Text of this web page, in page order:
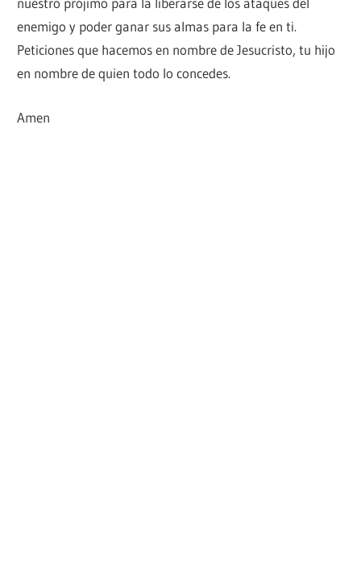
enemigo y poder ganar sus almas para la fe en ti.
Peticiones que hacemos en nombre de Jesucristo, tu hijo
en nombre de quien todo lo concedes.
Amen